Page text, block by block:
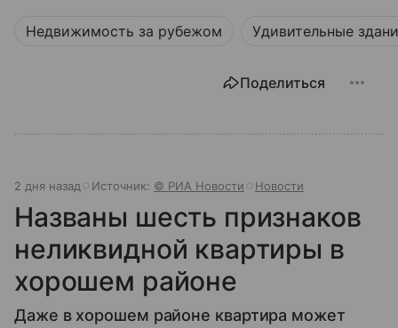
Недвижимость за рубежом Удивительные
Поделиться
2 дня назад Источник: © РИА Новости Новости
Названы шесть признаков
неликвидной квартиры в
хорошем районе
Даже в хорошем районе квартира может